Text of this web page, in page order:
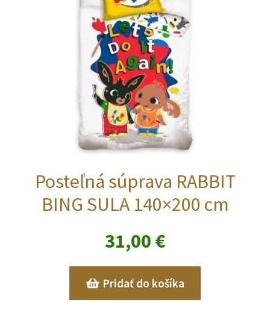
Posteľná súprava RABBIT
BING SULA 140×200 cm
31,00 €
Pridať do košíka